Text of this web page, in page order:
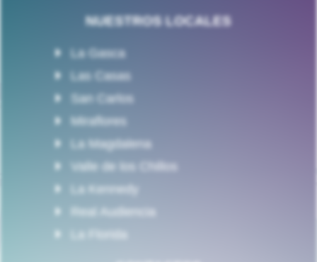
NUESTROS LOCALES
La Gasca
Las Casas
San Carlos
Miraflores
La Magdalena
Valle de los Chillos
La Kennedy
Real Audiencia
La Florida